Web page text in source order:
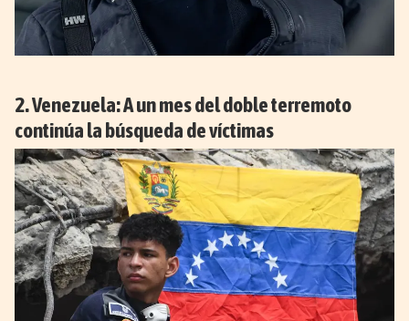
Venezuela: A un mes del doble terremoto
continúa la búsqueda de víctimas